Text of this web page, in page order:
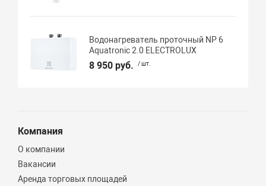
Водонагреватель проточный NP 6
Aquatronic 2.0 ELECTROLUX
8 950 руб. / шт.
Компания
О компании
Вакансии
Аренда торговых площадей